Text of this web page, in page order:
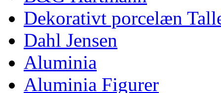
Dekorativt porcelæn
Dahl Jensen
Aluminia
Aluminia Figurer